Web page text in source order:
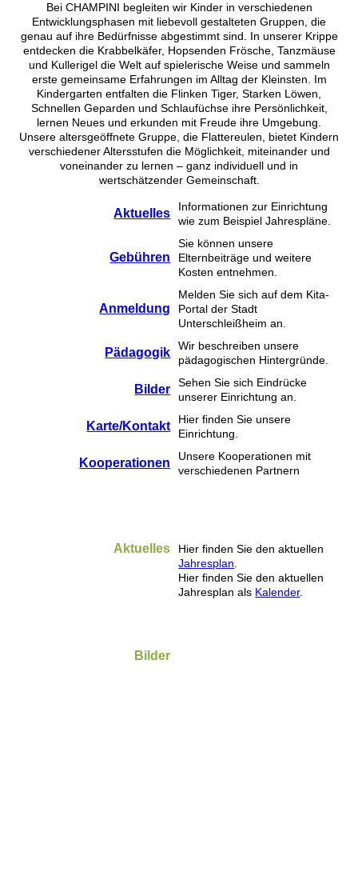
Bei CHAMPINI begleiten wir Kinder in verschiedenen
Entwicklungsphasen mit liebevoll gestalteten Gruppen, die
genau auf ihre Bedürfnisse abgestimmt sind. In unserer Krippe
entdecken die Krabbelkäfer, Hopsenden Frösche, Tanzmäuse
und Kullerigel die Welt auf spielerische Weise und sammeln
erste gemeinsame Erfahrungen im Alltag der Kleinsten. Im
Kindergarten entfalten die Flinken Tiger, Starken Löwen,
Schnellen Geparden und Schlaufüchse ihre Persönlichkeit,
lernen Neues und erkunden mit Freude ihre Umgebung.
Unsere altersgeöffnete Gruppe, die Flattereulen, bietet Kindern
verschiedener Altersstufen die Möglichkeit, miteinander und
voneinander zu lernen – ganz individuell und in
wertschätzender Gemeinschaft.
Aktuelles
Informationen zur Einrichtung
wie zum Beispiel Jahrespläne.
Gebühren
Sie können unsere
Elternbeiträge und weitere
Kosten entnehmen.
Anmeldung
Melden Sie sich auf dem Kita-
Portal der Stadt
Unterschleißheim an.
Pädagogik
Wir beschreiben unsere
pädagogischen Hintergründe.
Bilder
Sehen Sie sich Eindrücke
unserer Einrichtung an.
Karte/Kontakt
Hier finden Sie unsere
Einrichtung.
Kooperationen
Unsere Kooperationen mit
verschiedenen Partnern
Aktuelles
Hier finden Sie den aktuellen
Jahresplan
Hier finden Sie den aktuellen
Jahresplan als Kalender.
Bilder